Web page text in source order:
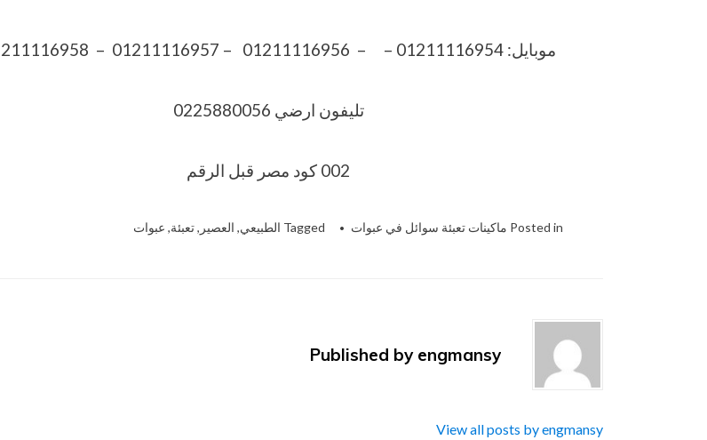
موبايل: 01211116954 – – 01211116956 – 01211116957 – 01211116958
تليفون ارضي 0225880056
002 كود مصر قبل الرقم
Posted in ماكينات تعبئة سوائل في عبوات Tagged الطبيعي, العصير ,تعبئة, عبوات
Published by engmansy
View all posts by engmansy